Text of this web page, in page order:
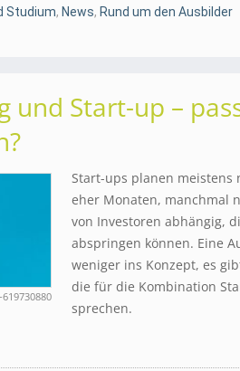
Studium, News, Rund um den Ausbilder
und Start-up –
Start-ups planen meistens
eher Monaten, manchmal
von Investoren abhängig,
abspringen können. Eine
weniger ins Konzept, es
die für die Kombination
sprechen.